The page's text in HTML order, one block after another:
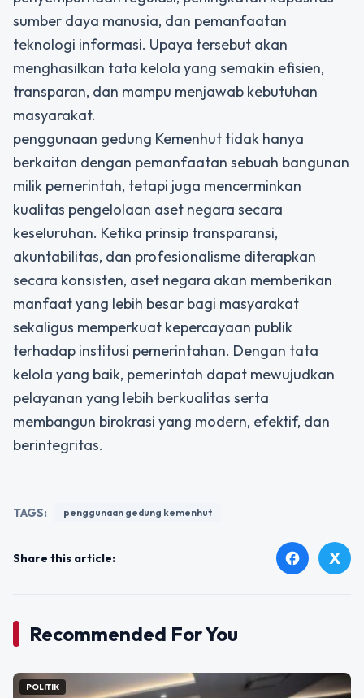
sumber daya manusia, dan pemanfaatan
teknologi informasi. Upaya tersebut akan
menghasilkan tata kelola yang semakin efisien,
transparan, dan mampu menjawab kebutuhan
masyarakat.
penggunaan gedung Kemenhut tidak hanya
berkaitan dengan pemanfaatan sebuah bangunan
milik pemerintah, tetapi juga mencerminkan
kualitas pengelolaan aset negara secara
keseluruhan. Ketika prinsip transparansi,
akuntabilitas, dan profesionalisme diterapkan
secara konsisten, aset negara akan memberikan
manfaat yang lebih besar bagi masyarakat
sekaligus memperkuat kepercayaan publik
terhadap institusi pemerintahan. Dengan tata
kelola yang baik, pemerintah dapat mewujudkan
pelayanan yang lebih berkualitas serta
membangun birokrasi yang modern, efektif, dan
berintegritas.
TAGS: penggunaan gedung kemenhut
Share this article: facebook X
Recommended For You
POLITIK